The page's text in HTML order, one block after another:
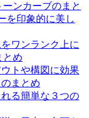
ーンカーブのまと
を印象的に美し
ワンランク上に
とめ
トや構図に効果
まとめ
る簡単な３つの